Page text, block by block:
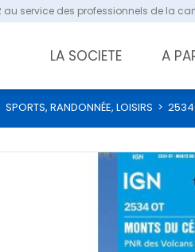
au service des professionnels de la
LA SOCIETE A
SPORTS, RANDONNÉE, LOISIRS >